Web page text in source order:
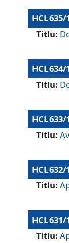
HCL
Titlu:
HCL
Titlu:
HCL
Titlu:
HCL
Titlu:
HCL
Titlu: